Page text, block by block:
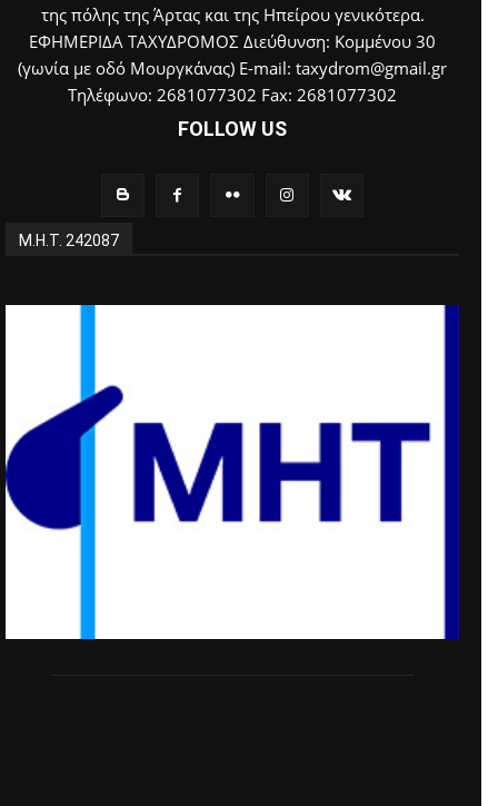
της πόλης της Άρτας και της Ηπείρου γενικότερα.
ΕΦΗΜΕΡΙΔΑ ΤΑΧΥΔΡΟΜΟΣ Διεύθυνση: Κομμένου 30
(γωνία με οδό Μουργκάνας) E-mail: taxydrom@gmail.gr
Τηλέφωνο: 2681077302 Fax: 2681077302
FOLLOW US
Μ.Η.Τ. 242087